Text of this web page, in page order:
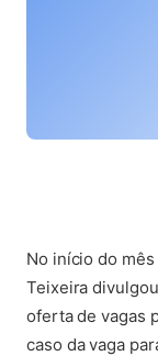
No início do
Teixeira
oferta de vagas
caso da vaga